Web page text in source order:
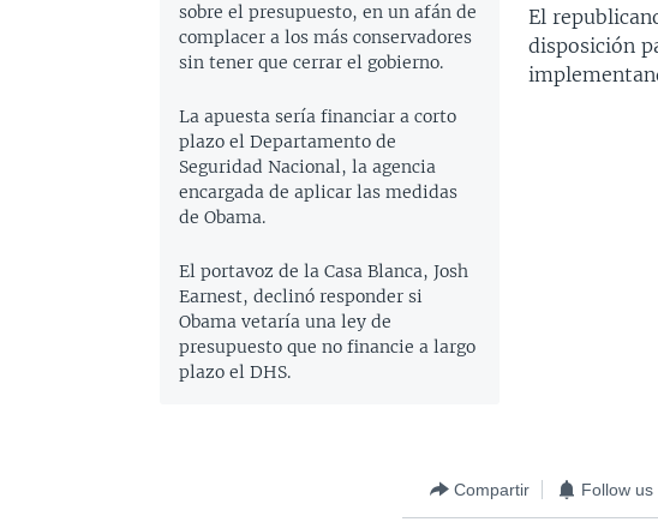
sobre el presupuesto, en un afán de
complacer a los más conservadores
sin tener que cerrar el gobierno.
La apuesta sería financiar a corto
plazo el Departamento de
Seguridad Nacional, la agencia
encargada de aplicar las medidas
de Obama.
El portavoz de la Casa Blanca, Josh
Earnest, declinó responder si
Obama vetaría una ley de
presupuesto que no financie a largo
plazo el DHS.
El
disposición
Compartir Follow us